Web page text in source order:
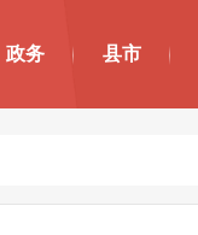
政务 县市